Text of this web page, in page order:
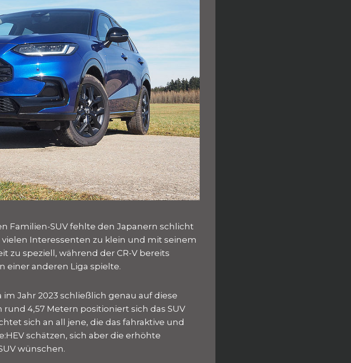
Familien-SUV fehlte den Japanern schlicht
vielen Interessenten zu klein und mit seinem
zu speziell, während der CR-V bereits
einer anderen Liga spielte.
Jahr 2023 schließlich genau auf diese
4,57 Metern positioniert sich das SUV
sich an all jene, die das fahraktive und
schätzen, sich aber die erhöhte
wünschen.